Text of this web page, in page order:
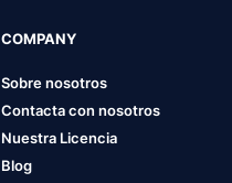
COMPANY
Sobre nosotros
Contacta con nosotros
Nuestra Licencia
Blog